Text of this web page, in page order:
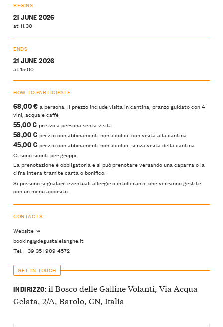
BEGINS
21 JUNE 2026
at 11:30
ENDS
21 JUNE 2026
at 15:00
HOW TO PARTICIPATE
68,00 € a persona. Il prezzo include visita in cantina, pranzo guidato con 4
vini, acqua e caffè
55,00 € prezzo a persona senza visita
58,00 € prezzo con abbinamenti non alcolici, con visita alla cantina
45,00 € prezzo con abbinamenti non alcolici, senza visita della cantina
Ci sono sconti per gruppi.
La prenotazione è obbligatoria e si può prenotare versando una caparra o la
cifra intera tramite carta o bonifico.
Si possono segnalare eventuali allergie o intolleranze che verranno gestite
con un menu apposito.
CONTACTS
Website ↝
booking@degustalelanghe.it
Tel: +39 351 909 4572
GET IN TOUCH
INDIRIZZO:il Bosco delle Galline Volanti, Via Acqua
Gelata, 2/A, Barolo, CN, Italia